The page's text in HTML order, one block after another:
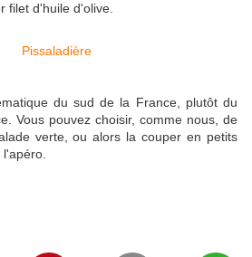
filet d'huile d'olive.
du sud de la France, plutôt du
Vous pouvez choisir, comme nous, de
verte, ou alors la couper en petits